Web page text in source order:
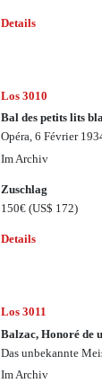
Details
Los 3010
Bal des petits lits
Opéra, 6 Février
Im Archiv
Zuschlag
150€(US$ 172)
Details
Los 3011
Balzac, Honoré de
Das unbekannte
Im Archiv